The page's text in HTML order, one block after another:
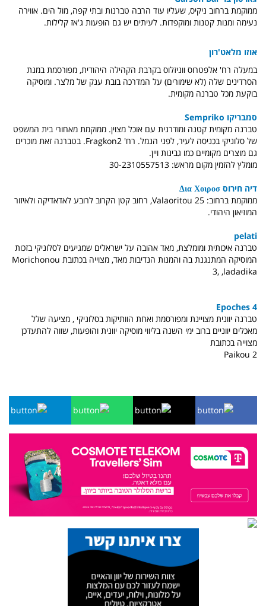
ממוקמת ברחוב ניקיס, שעליו עוד הרבה טברנות ובתי קפה, מול הים. אווירה
נעימה ומנות קטנות ומוקפדות. לעיתים יש גם הופעות ג'אז קלילות.
אוזו מלאט'רון
במעלה רח' אלפטרוס ווניזלוס בקרבת הקהילה היהודית, מפורסמת במנת
הסרדינים שלה (לא שימורים) על המדרכה בובת ענק של מלצר. ומוסיקה
בוקעת מכל טברנה מקומית.
סמבריקו Sempriko
טברנה מקומית קטנה ומודרנית עם אוכל מצוין. ממוקמת מאחורי בית המשפט
של סלוניקי בכניסה לעיר, לפני הנמל. רח' Fragkon2. בטברנה זאת מוכרים
גם מוצרים מקומיים כמו גבינות ויין.
מומלץ להזמין מקום מראש: 30-2310557513
דיה חירוס Δια Χοιροσ
ממוקמת ברחוב: Valaoritou 25, רחוב קטן הקרוב לרובע לאדאדיקה ולאיזור
המוזיאון היהודי.
pelati
טברנה איכותית ומומלצת, מאד אהובה על ישראלים שמגיעים לסלוניקי בזכות
המוסיקה המתנגנת בה והמנות הנדיבות מאד, מצוייה בכתובת Morichonou
3, ,ladadika
4 Epoches
טברנה יוונית מצויינת ומפורסמת ואחת הוותיקות בסלוניקי , מציעה שלל
מאכלים יווניים ברוב ימי השנה בליווי מוסיקה יוונית והופעות, שווה להתעדכן
מצוייה בכתובת
2 Paikou